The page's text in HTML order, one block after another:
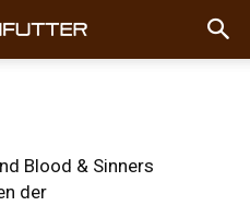
Blood & Sinners
der